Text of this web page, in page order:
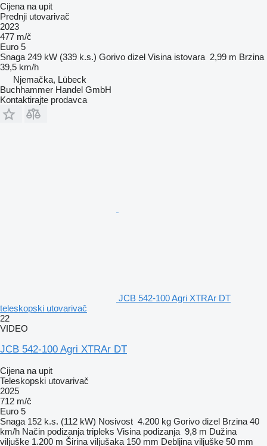
Cijena na upit
Prednji utovarivač
2023
477 m/č
Euro 5
Snaga 249 kW (339 k.s.) Gorivo dizel Visina istovara 2,99 m Brzina
39,5 km/h
Njemačka, Lübeck
Buchhammer Handel GmbH
Kontaktirajte prodavca
JCB 542-100 Agri XTRAr DT
teleskopski utovarivač
22
VIDEO
JCB 542-100 Agri XTRAr DT
Cijena na upit
Teleskopski utovarivač
2025
712 m/č
Euro 5
Snaga 152 k.s. (112 kW) Nosivost 4.200 kg Gorivo dizel Brzina 40
km/h Način podizanja tripleks Visina podizanja 9,8 m Dužina
viljuške 1.200 m Širina viljušaka 150 mm Debljina viljuške 50 mm